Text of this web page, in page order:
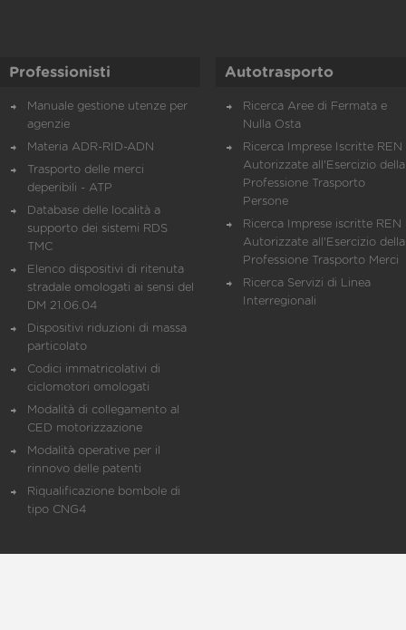
Professionisti
Manuale gestione utenze per
agenzie
Materia ADR-RID-ADN
Trasporto delle merci
deperibili - ATP
Database delle località a
supporto dei sistemi RDS
TMC
Elenco dispositivi di ritenuta
stradale omologati ai sensi del
DM 21.06.04
Dispositivi riduzioni di massa
particolato
Codici immatricolativi di
ciclomotori omologati
Modalità di collegamento al
CED motorizzazione
Modalità operative per il
rinnovo delle patenti
Riqualificazione bombole di
tipo CNG4
Autotrasporto
Ricerca Aree di Fermata e
Nulla Osta
Ricerca Imprese Iscritte REN
Autorizzate all'Esercizio della
Professione Trasporto
Persone
Ricerca Imprese iscritte REN
Autorizzate all'Esercizio della
Professione Trasporto Merci
Ricerca Servizi di Linea
Interregionali